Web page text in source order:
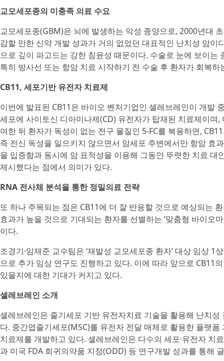
교모세포종의 미충족 의료 수요
교모세포종(GBM)은 뇌에 발생하는 악성 종양으로, 2000년대
감할 만한 신약 개발 성과가 거의 없었던 대표적인 난치성 암
으로 깊이 파고드는 강한 침윤성 때문이다. 수술로 눈에 보이
특히 방사선 또는 항암 치료 시작하기 전 수술 후 환자가 회복
CB11, 세포기반 유전자 치료제
이번에 발표된 CB11은 바이오 벤처기업인 셀레브레인이 개발
세포에 사이토신 디아미나제(CD) 유전자가 탑재된 치료제이
여한 뒤 환자가 독성이 없는 전구 물질인 5-FC를 복용하면,
즉 전신 독성을 일으키지 않으면서 암세포 주변에서만 항암 효
을 입증함과 동시에 암 표적성을 이용해 그동안 뚜렷한 치료
제시했다는 점에서 의미가 있다.
RNA 전사체 분석을 통한 정밀의료 전략
또 하나 주목되는 점은 CB11에 더 잘 반응할 것으로 예상되는
효과가 높을 것으로 기대되는 환자를 선별하는 ‘맞춤형 바이오
이다.
조경기·임재준 교수팀은 ‘재발성 교모세포종 환자’ 대상 임상
으로 추가 임상 연구도 진행하고 있다. 이에 따라 앞으로 CB11
있을지에 대한 기대가 커지고 있다.
셀레브레인 소개
셀레브레인은 줄기세포 기반 유전자치료 기술을 활용해 난치
다. 중간엽줄기세포(MSC)를 유전자 전달 매체로 활용한 플랫
치료제를 개발하고 있다. 셀레브레인은 다수의 세포·유전자
과 미국 FDA 희귀의약품 지정(ODD) 등 연구개발 성과를 통해